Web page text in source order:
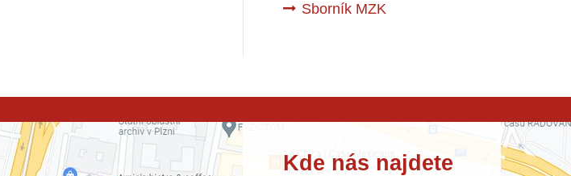
Sborník MZK
Kde nás najdete